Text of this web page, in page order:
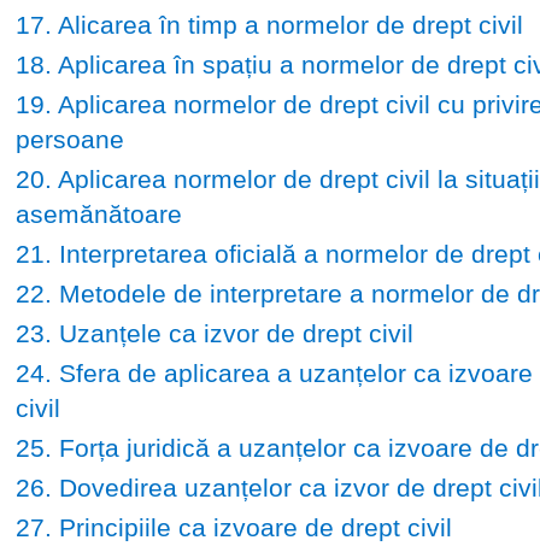
17. Alicarea în timp a normelor de drept civil
18. Aplicarea în spațiu a normelor de drept
19. Aplicarea normelor de drept civil cu
persoane
20. Aplicarea normelor de drept civil la situații
asemănătoare
21. Interpretarea oficială a normelor de drept
22. Metodele de interpretare a normelor de
23. Uzanțele ca izvor de drept civil
24. Sfera de aplicarea a uzanțelor ca izvoare
civil
25. Forța juridică a uzanțelor ca izvoare de
26. Dovedirea uzanțelor ca izvor de drept
27. Principiile ca izvoare de drept civil